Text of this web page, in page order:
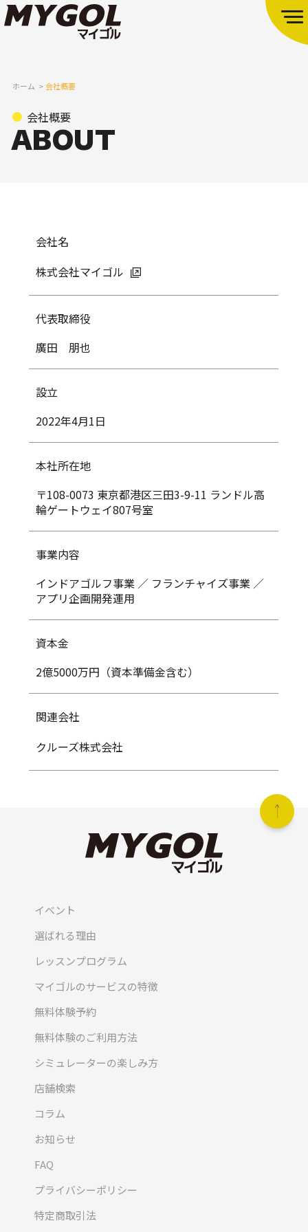
ホーム 会社概要
会社概要
会社名
株式会社マイゴル
代表取締役
廣田 朋也
設立
2022年4月1日
本社所在地
〒108-0073 東京都港区三田3-9-11 ランドル高
輪ゲートウェイ807号室
事業内容
インドアゴルフ事業 ／ フランチャイズ事業 ／
アプリ企画開発運用
資本金
2億5000万円（資本準備金含む）
関連会社
クルーズ株式会社
イベント
選ばれる理由
レッスンプログラム
マイゴルのサービスの特徴
無料体験予約
無料体験のご利用方法
シミュレーターの楽しみ方
店舗検索
コラム
お知らせ
FAQ
プライバシーポリシー
特定商取引法